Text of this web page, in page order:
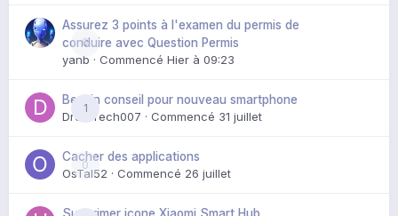
0
Assurez 3 points à l'examen du permis de
conduire avec Question Permis
yanb · Commencé Hier à 09:23
1
Besoin conseil pour nouveau smartphone
DroidTech007 · Commencé 31 juillet
0
Cacher des applications
OsTal52 · Commencé 26 juillet